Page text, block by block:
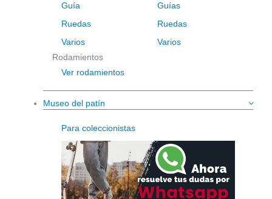
Guía
Ruedas
Varios
Guías
Ruedas
Varios
Rodamientos
Ver rodamientos
Museo del patín
Para coleccionistas